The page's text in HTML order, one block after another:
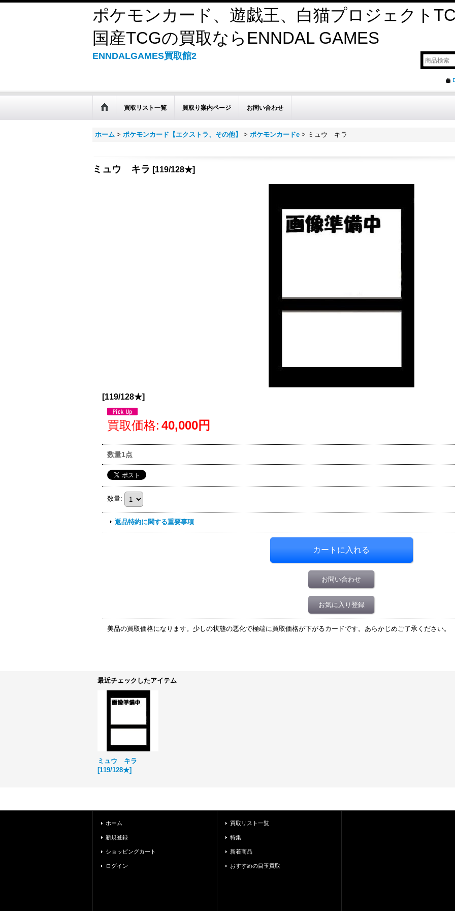
ポケモンカード、遊戯王、白猫プロジェクト
国産TCGの買取ならENNDAL GAMES
ENNDALGAMES買取館2
買取リスト一覧 買取り案内ページ お問い合わせ
ホーム > ポケモンカード【エクストラ、その他】 > ポケモンカードe > ミュウ キラ
ミュウ キラ [119/128★]
[119/128★]
買取価格: 40,000円
数量1点
数量:
返品特約に関する重要事項
お問い合わせ
お気に入り登録
美品の買取価格になります。少しの状態の悪化で極端に買取価格が下がるカードです。あらかじめご了承ください。
最近チェックしたアイテム
ミュウ キラ
[119/128★]
ホーム
新規登録
ショッピングカート
ログイン
買取リスト一覧
特集
新着商品
おすすめの目玉買取